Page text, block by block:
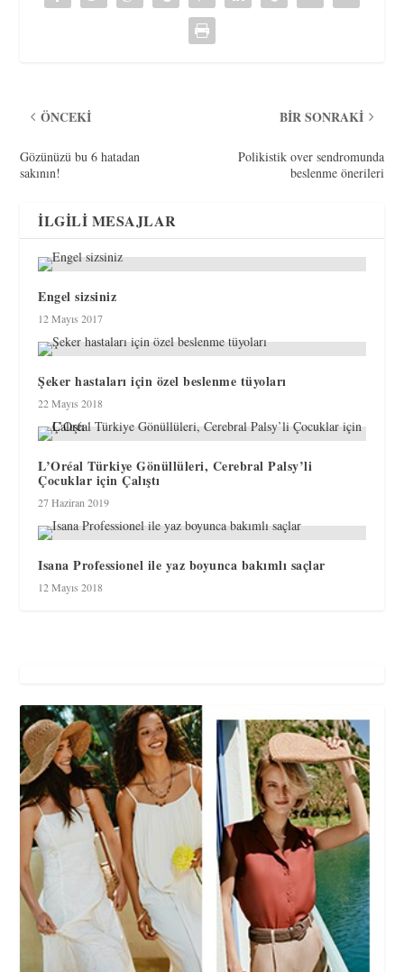
ÖNCEKI
Gözünüzü bu 6 hatadan
sakının!
BIR SONRAKI
Polikistik over sendromunda
beslenme önerileri
İLGILI MESAJLAR
Engel sizsiniz
12 Mayıs 2017
Şeker hastaları için özel beslenme tüyoları
22 Mayıs 2018
L’Oréal Türkiye Gönüllüleri, Cerebral Palsy’li
Çocuklar için Çalıştı
27 Haziran 2019
Isana Professionel ile yaz boyunca bakımlı saçlar
12 Mayıs 2018